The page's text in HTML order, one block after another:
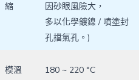
縮
因砂眼風險大，
多以化學鍍鎳 / 噴塗封
孔擋氣孔。)
模溫 180 ~ 220 °C